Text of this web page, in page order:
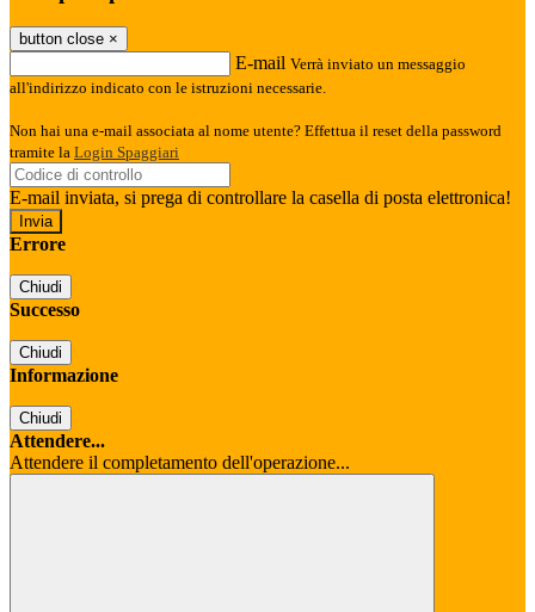
button close ×
E-mail Verrà inviato un messaggio
all'indirizzo indicato con le istruzioni necessarie.
Non hai una e-mail associata al nome utente? Effettua il reset della password
tramite la Login Spaggiari
E-mail inviata, si prega di controllare la casella di posta elettronica!
Errore
Chiudi
Successo
Chiudi
Informazione
Chiudi
Attendere...
Attendere il completamento dell'operazione...